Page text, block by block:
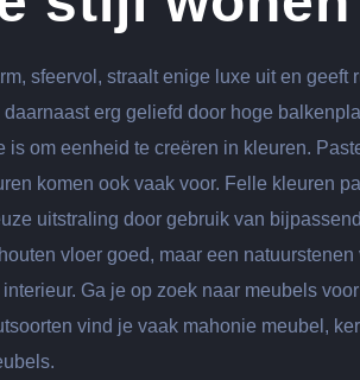
sfeervol, straalt enige luxe uit en
erg geliefd door hoge
is om eenheid te creëren in kleuren.
komen ook vaak voor. Felle kleuren
uitstraling door gebruik van
vloer goed, maar een
Ga je op zoek naar meubels
vind je vaak mahonie meubel,